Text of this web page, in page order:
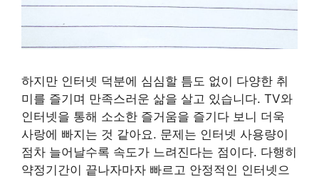
하지만 인터넷 덕분에 심심할 틈도 없이 다양한 취
미를 즐기며 만족스러운 삶을 살고 있습니다. TV와
인터넷을 통해 소소한 즐거움을 즐기다 보니 더욱
사랑에 빠지는 것 같아요. 문제는 인터넷 사용량이
점차 늘어날수록 속도가 느려진다는 점이다. 다행히
약정기간이 끝나자마자 빠르고 안정적인 인터넷으